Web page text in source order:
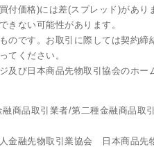
付価格)には差(スプレッド)があ
きない可能性があります。
のです。お取引に際しては契約
てください。
び日本商品先物取引協会のホー
商品取引業者/第二種金融商品
融先物取引業協会 日本商品